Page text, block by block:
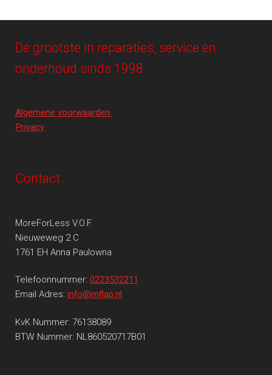
De grootste in reparaties, service en
onderhoud sinds 1998
Algemene voorwaarden
Privacy
Contact
MoreForLess V.O.F.
Nieuweweg 2 C
1761 EH Anna Paulowna
Telefoonnummer: 0223532211
Email Adres: info@mflap.nl
KvK Nummer: 76138089
BTW Nummer: NL860520717B01